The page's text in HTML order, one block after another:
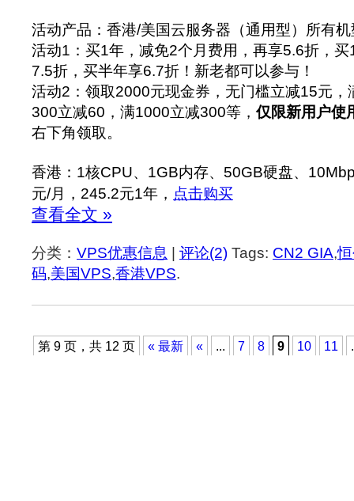
活动产品：香港/美国云服务器（通用型）所有
活动1：买1年，减免2个月费用，再享5.6折，
7.5折，买半年享6.7折！新老都可以参与！
活动2：领取2000元现金券，无门槛立减15元
300立减60，满1000立减300等， 仅限新用户使
右下角领取。
香港：1核CPU、1GB内存、50GB硬盘、
元/月，245.2元1年， 点击购买
查看全文 »
分类： VPS优惠信息 评论(2) Tags: CN2 GIA,
码,美国VPS,香港VPS.
第 9 页，共 12 页 « 最新 « ... 7 8 9 10 11